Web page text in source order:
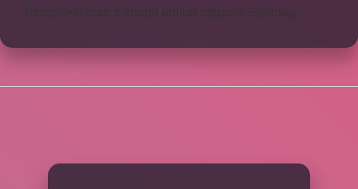
https://eyh.com.tr knight online nttgame Sitemap